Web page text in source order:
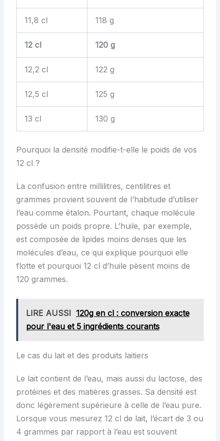
11,8 cl 118 g
12 cl 120 g
12,2 cl 122 g
12,5 cl 125 g
13 cl 130 g
Pourquoi la densité modifie-t-elle le poids de vos
12 cl ?
La confusion entre millilitres, centilitres et
grammes provient souvent de l’habitude d’utiliser
l’eau comme étalon. Pourtant, chaque molécule
possède un poids propre. L’huile, par exemple,
est composée de lipides moins denses que les
molécules d’eau, ce qui explique pourquoi elle
flotte et pourquoi 12 cl d’huile pèsent moins de
120 grammes.
LIRE AUSSI 120g en cl : conversion exacte
pour l'eau et 5 ingrédients courants
Le cas du lait et des produits laitiers
Le lait contient de l’eau, mais aussi du lactose, des
protéines et des matières grasses. Sa densité est
donc légèrement supérieure à celle de l’eau pure.
Lorsque vous mesurez 12 cl de lait, l’écart de 3 ou
4 grammes par rapport à l’eau est souvent